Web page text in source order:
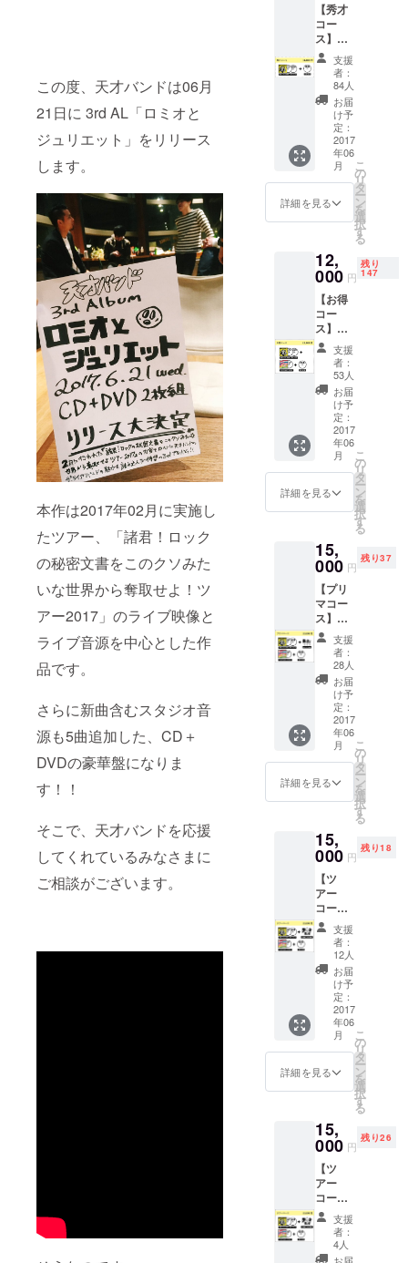
この度、天才バンドは06月
21日に 3rd AL「ロミオと
ジュリエット」をリリース
します。
本作は2017年02月に実施し
たツアー、「諸君！ロック
の秘密文書をこのクソみた
いな世界から奪取せよ！ツ
アー2017」のライブ映像と
ライブ音源を中心とした作
品です。
さらに新曲含むスタジオ音
源も5曲追加した、CD＋
DVDの豪華盤になりま
す！！
そこで、天才バンドを応援
してくれているみなさまに
ご相談がございます。
【秀才
コー
ス】
3rd
AL「ロ
ミオと
ジュリ
エッ
ト」サ
イン入
り 古今
東西！
天才天
才天才
MC集～
（CD-
支援
者：
84人
お届
け予
定：
2017
年06
月
詳細を見る
こ
の
リ
タ
ー
ン
を
選
択
す
る
12,
000 円
残り
147
【お得
コー
ス】
3rd
AL「ロ
ミオと
ジュリ
エッ
ト」サ
イン入
り 古今
東西！
天才天
才天才
MC集～
（CD-
ンダフ
ルボー
イズ
3rd
AL「ロ
ック
ロック
ロック
ジェネ
レー
ショ
ン」
支援
者：
53人
お届
け予
定：
2017
年06
月
詳細を見る
こ
の
リ
タ
ー
ン
を
選
択
す
る
15,
000 円
残り37
【プリ
マコー
ス】
3rd
AL「ロ
ミオと
ジュリ
エッ
ト」サ
イン入
り 古今
東西！
天才天
才天才
MC集～
（CD-
ンダフ
ルボー
イズ
3rd
AL「ロ
ック
ロック
ロック
ジェネ
レー
ショ
ン」 天
才プリ
マご招
（06/20
＠
E）
支援
者：
28人
お届
け予
定：
2017
年06
月
詳細を見る
こ
の
リ
タ
ー
ン
を
選
択
す
る
15,
000 円
残り18
【ツ
アー
コース
（札幌
会
場）】
3rd
AL「ロ
ミオと
ジュリ
エッ
ト」サ
イン入
り 古今
東西！
天才天
MC集～
（CD-
R） ワ
ンダフ
ルボー
イズ
3rd
AL「ロ
ック
ロック
支援
者：
12人
お届
け予
定：
2017
年06
月
詳細を見る
こ
の
リ
タ
ー
ン
を
選
択
す
る
15,
000 円
残り26
【ツ
アー
コース
（仙台
会
場）】
3rd
支援
者：
4人